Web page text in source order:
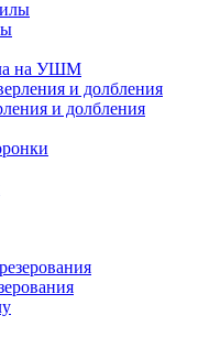
на УШМ
и долбления